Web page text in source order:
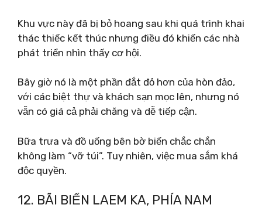
Khu vực này đã bị bỏ hoang sau khi quá trình khai
thác thiếc kết thúc nhưng điều đó khiến các nhà
phát triển nhìn thấy cơ hội.
Bây giờ nó là một phần đắt đỏ hơn của hòn đảo,
với các biệt thự và khách sạn mọc lên, nhưng nó
vẫn có giá cả phải chăng và dễ tiếp cận.
Bữa trưa và đồ uống bên bờ biển chắc chắn
không làm “vỡ túi”. Tuy nhiên, việc mua sắm khá
độc quyền.
12. BÃI BIỂN LAEM KA, PHÍA NAM